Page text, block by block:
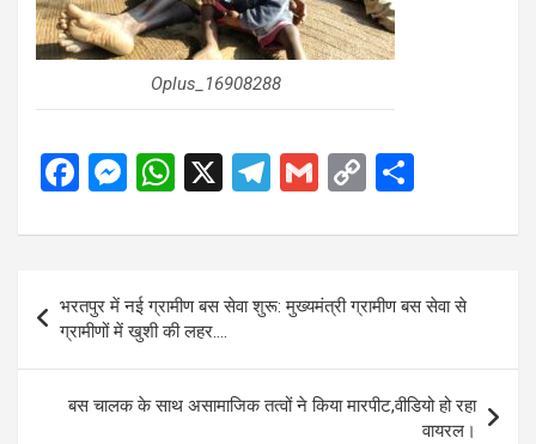
Oplus_16908288
F
ce
o
o
k
M
se
n
g
er
W
at
s
A
p
p
X
T
e
a
m
G
ail
C
py
Li
n
k
ar
e
navigation
भरतपुर में नई ग्रामीण बस सेवा शुरू: मुख्यमंत्री ग्रामीण बस सेवा से
ग्रामीणों में खुशी की लहर….
बस चालक के साथ असामाजिक तत्वों ने किया मारपीट,वीडियो हो रहा
वायरल।